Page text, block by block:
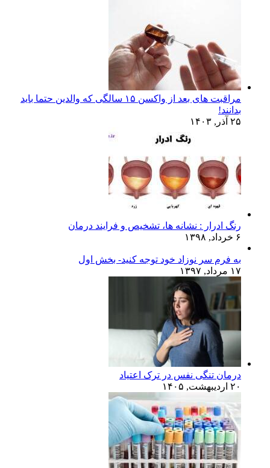
مراقبت های بعد از واکسن ۱۵ سالگی که والدین حتما باید
بدانند!
۲۵ آذر, ۱۴۰۳
رنگ ادرار : نشانه ها، تشخیص و فرایند درمان
۶ خرداد, ۱۳۹۸
به فرم سر نوزاد خود توجه کنید- بخش اول
۱۷ مرداد, ۱۳۹۷
درمان تنگی نفس در ترک اعتیاد
۲۰ اردیبهشت, ۱۴۰۵